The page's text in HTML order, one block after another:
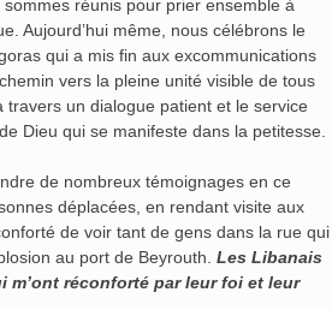
réunis pour prier ensemble à
Aujourd’hui même, nous célébrons le
qui a mis fin aux excommunications
vers la pleine unité visible de tous
un dialogue patient et le service
Dieu qui se manifeste dans la petitesse.
de nombreux témoignages en ce
déplacées, en rendant visite aux
de voir tant de gens dans la rue qui
au port de Beyrouth. Les Libanais
réconforté par leur foi et leur